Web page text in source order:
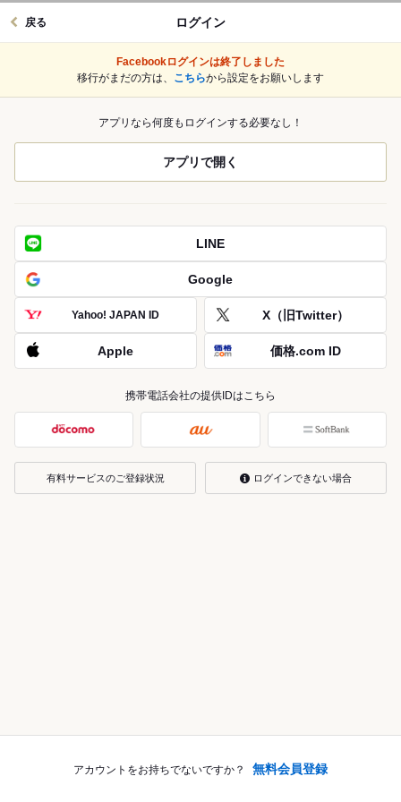
ログイン
戻る
Facebookログインは終了しました
移行がまだの方は、 こちらから設定をお願いします
アプリなら何度もログインする必要なし！
アプリで開く
LINE
Google
Yahoo! JAPAN ID X（旧Twitter）
Apple 価格.com ID
携帯電話会社の提供IDはこちら
有料サービスのご登録状況 ログインできない場合
アカウントをお持ちでないですか？ 無料会員登録